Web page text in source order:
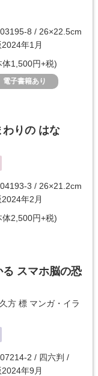
8 / 26×22.5cm
年1月
体1,500円+税)
電子書籍あり
わりの はな
3 / 26×21.2cm
年2月
体2,500円+税)
スマホ脳の恐
久方 標 マンガ・イラ
2 / 四六判 /
年9月